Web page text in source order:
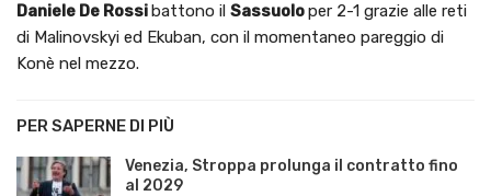
Daniele De Rossibattono il Sassuoloper 2-1 grazie alle reti
di Malinovskyi ed Ekuban, con il momentaneo pareggio di
Konè nel mezzo.
PER SAPERNE DI PIÙ
Venezia, Stroppa prolunga il contratto fino
al 2029